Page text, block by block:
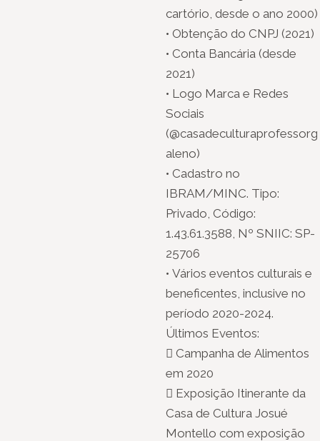
cartório, desde o ano 2000)
• Obtenção do CNPJ (2021)
• Conta Bancária (desde
2021)
• Logo Marca e Redes
Sociais
(@casadeculturaprofessorg
aleno)
• Cadastro no
IBRAM/MINC. Tipo:
Privado, Código:
1.43.61.3588, Nº SNIIC: SP-
25706
• Vários eventos culturais e
beneficentes, inclusive no
período 2020-2024.
Últimos Eventos:
 Campanha de Alimentos
em 2020
 Exposição Itinerante da
Casa de Cultura Josué
Montello com exposição